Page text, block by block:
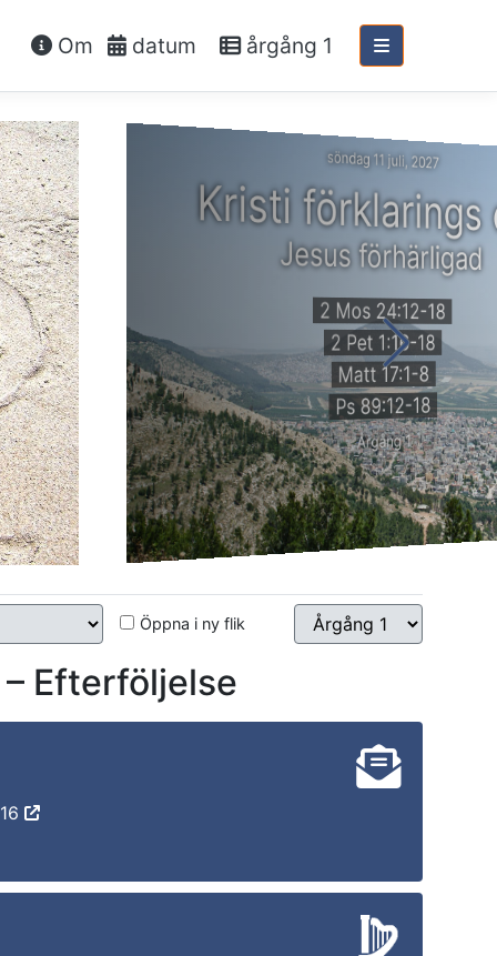
Om datum årgång 1
söndag 11 juli, 2027
Kristi förklarings
Jesus förhärligad
2 Mos 24:12-18
2 Pet 1:16-18
Matt 17:1-8
Ps 89:12-18
Årgång 1
Öppna i ny flik
– Efterföljelse